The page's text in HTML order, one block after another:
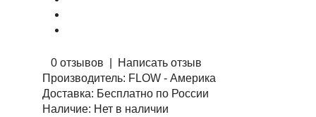
0 отзывов
Написать отзыв
Производитель: FLOW - Америка
Доставка: Бесплатно по России
Наличие: Нет в наличии